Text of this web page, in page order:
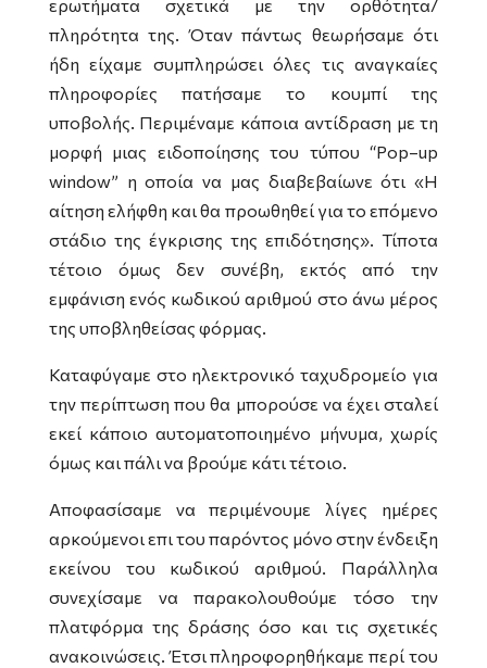
ερωτήματα σχετικά με την ορθότητα/
πληρότητα της. Όταν πάντως θεωρήσαμε ότι
ήδη είχαμε συμπληρώσει όλες τις αναγκαίες
πληροφορίες πατήσαμε το κουμπί της
υποβολής. Περιμέναμε κάποια αντίδραση με τη
μορφή μιας ειδοποίησης του τύπου “Pop–up
window” η οποία να μας διαβεβαίωνε ότι «Η
αίτηση ελήφθη και θα προωθηθεί για το επόμενο
στάδιο της έγκρισης της επιδότησης». Τίποτα
τέτοιο όμως δεν συνέβη, εκτός από την
εμφάνιση ενός κωδικού αριθμού στο άνω μέρος
της υποβληθείσας φόρμας.
Καταφύγαμε στο ηλεκτρονικό ταχυδρομείο για
την περίπτωση που θα μπορούσε να έχει σταλεί
εκεί κάποιο αυτοματοποιημένο μήνυμα, χωρίς
όμως και πάλι να βρούμε κάτι τέτοιο.
Αποφασίσαμε να περιμένουμε λίγες ημέρες
αρκούμενοι επι του παρόντος μόνο στην ένδειξη
εκείνου του κωδικού αριθμού. Παράλληλα
συνεχίσαμε να παρακολουθούμε τόσο την
πλατφόρμα της δράσης όσο και τις σχετικές
ανακοινώσεις. Έτσι πληροφορηθήκαμε περί του